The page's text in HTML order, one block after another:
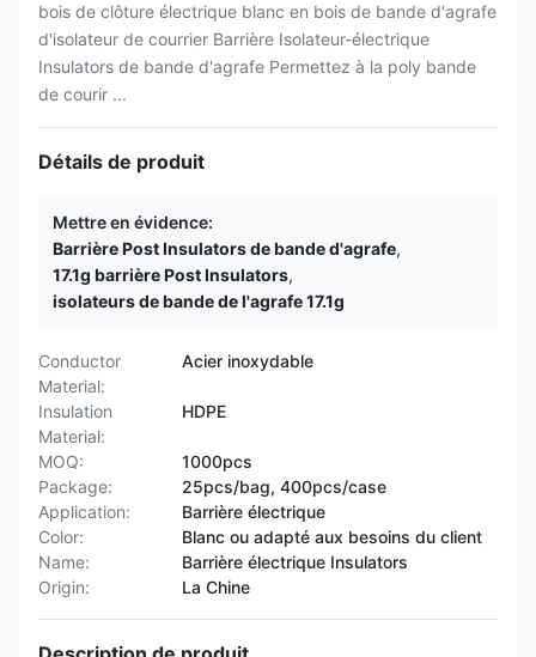
bois de clôture électrique blanc en bois de bande d'agrafe
d'isolateur de courrier Barrière Isolateur-électrique
Insulators de bande d'agrafe Permettez à la poly bande
de courir ...
Détails de produit
Mettre en évidence:
Barrière Post Insulators de bande d'agrafe,
17.1g barrière Post Insulators,
isolateurs de bande de l'agrafe 17.1g
Conductor
Material:
Acier inoxydable
Insulation
Material:
HDPE
MOQ:
1000pcs
Package:
25pcs/bag, 400pcs/case
Application:
Barrière électrique
Color:
Blanc ou adapté aux besoins du client
Name:
Barrière électrique Insulators
Origin:
La Chine